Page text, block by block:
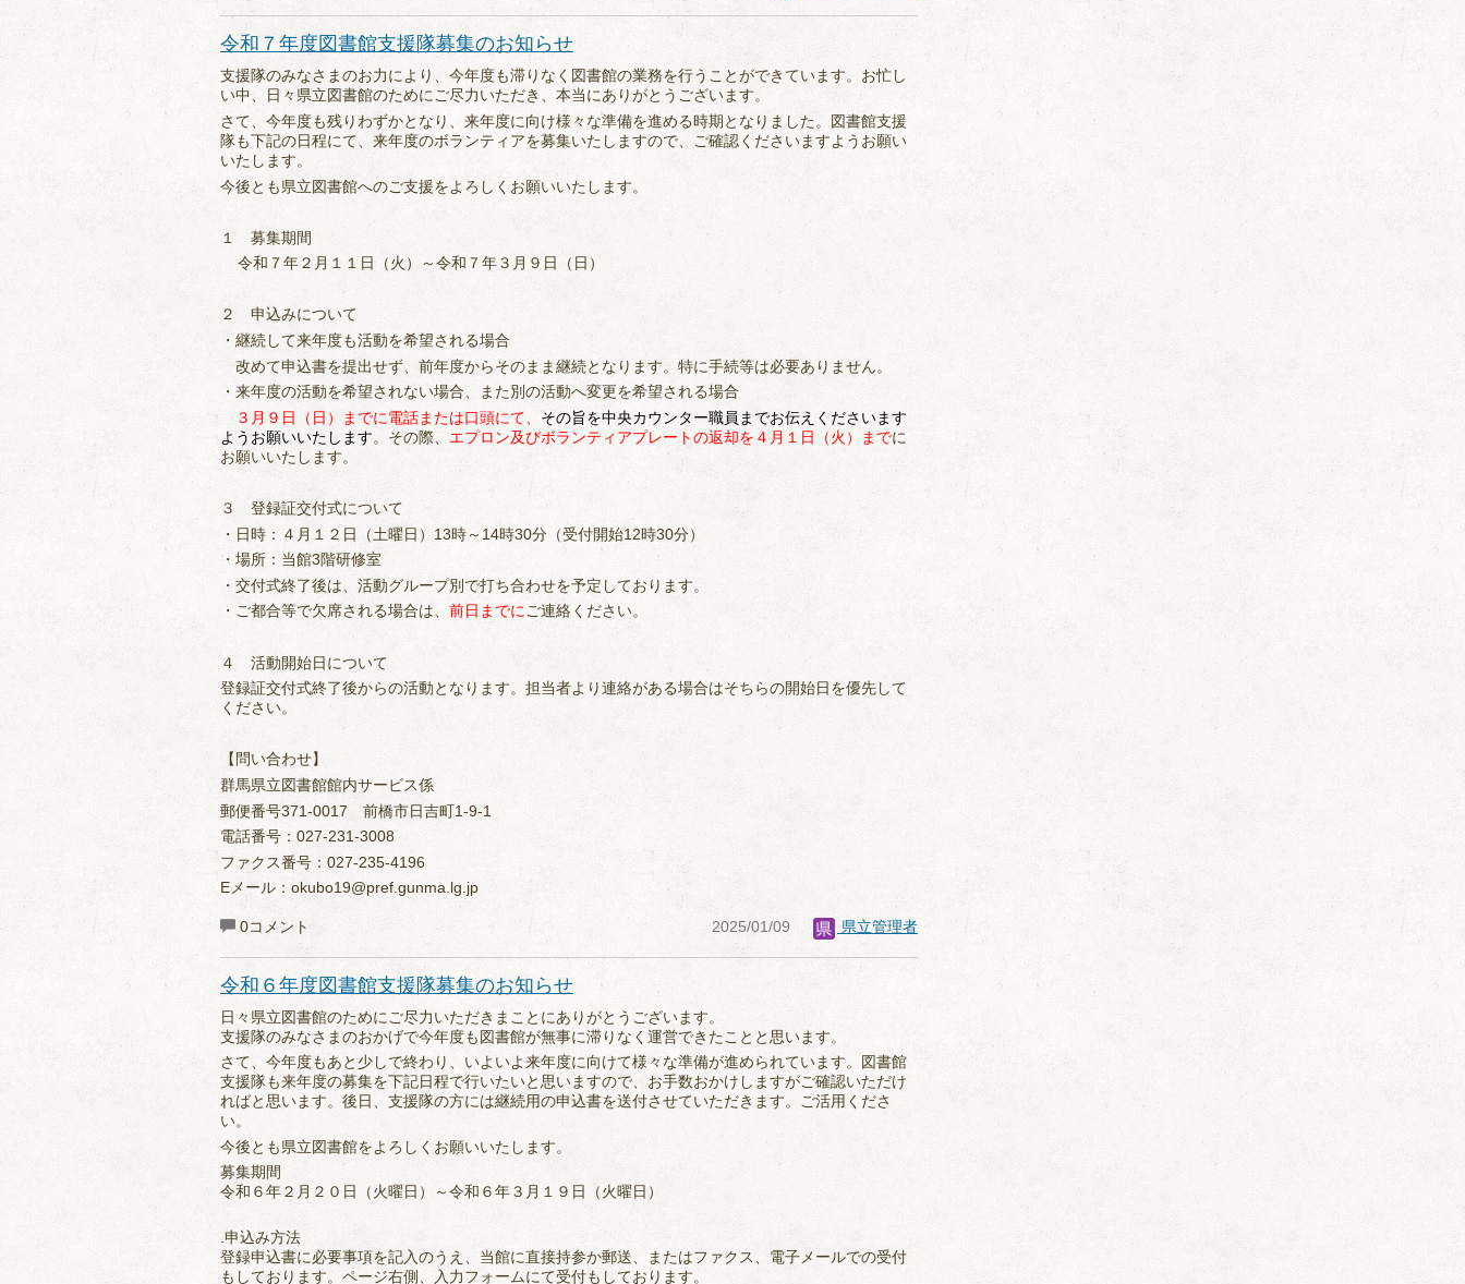
令和７年度図書館支援隊募集のお知らせ
支援隊のみなさまのお力により、今年度も滞りなく図書館の業務を行うことができています。お忙し
い中、日々県立図書館のためにご尽力いただき、本当にありがとうございます。
さて、今年度も残りわずかとなり、来年度に向け様々な準備を進める時期となりました。図書館支援
隊も下記の日程にて、来年度のボランティアを募集いたしますので、ご確認くださいますようお願い
いたします。
今後とも県立図書館へのご支援をよろしくお願いいたします。
１ 募集期間
令和７年２月１１日（火）～令和７年３月９日（日）
２ 申込みについて
・継続して来年度も活動を希望される場合
改めて申込書を提出せず、前年度からそのまま継続となります。特に手続等は必要ありません。
・来年度の活動を希望されない場合、また別の活動へ変更を希望される場合
３月９日（日）までに電話または口頭にて、 その旨を中央カウンター職員までお伝えくださいます
ようお願いいたします。その際、 エプロン及びボランティアプレートの返却を４月１日（火）までに
お願いいたします。
３ 登録証交付式について
・日時：４月１２日（土曜日）13時～14時30分（受付開始12時30分）
・場所：当館3階研修室
・交付式終了後は、活動グループ別で打ち合わせを予定しております。
・ご都合等で欠席される場合は、 前日までにご連絡ください。
４ 活動開始日について
登録証交付式終了後からの活動となります。担当者より連絡がある場合はそちらの開始日を優先して
ください。
【問い合わせ】
群馬県立図書館館内サービス係
郵便番号371-0017 前橋市日吉町1-9-1
電話番号：027-231-3008
ファクス番号：027-235-4196
Eメール：okubo19@pref.gunma.lg.jp
0コメント 2025/01/09 県立管理者
令和６年度図書館支援隊募集のお知らせ
日々県立図書館のためにご尽力いただきまことにありがとうございます。
支援隊のみなさまのおかげで今年度も図書館が無事に滞りなく運営できたことと思います。
さて、今年度もあと少しで終わり、いよいよ来年度に向けて様々な準備が進められています。図書館
支援隊も来年度の募集を下記日程で行いたいと思いますので、お手数おかけしますがご確認いただけ
ればと思います。後日、支援隊の方には継続用の申込書を送付させていただきます。ご活用くださ
い。
今後とも県立図書館をよろしくお願いいたします。
募集期間
令和６年２月２０日（火曜日）～令和６年３月１９日（火曜日）
.申込み方法
登録申込書に必要事項を記入のうえ、当館に直接持参か郵送、またはファクス、電子メールでの受付
もしております。ページ右側、入力フォームにて受付もしております。